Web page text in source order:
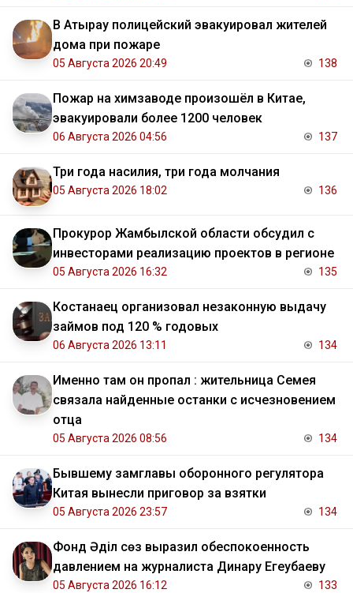
В Атырау полицейский эвакуировал жителей
дома при пожаре
05 Августа 2026 20:49 138
Пожар на химзаводе произошёл в Китае,
эвакуировали более 1200 человек
06 Августа 2026 04:56 137
Три года насилия, три года молчания
05 Августа 2026 18:02 136
Прокурор Жамбылской области обсудил с
инвесторами реализацию проектов в регионе
05 Августа 2026 16:32 135
Костанаец организовал незаконную выдачу
займов под 120 % годовых
06 Августа 2026 13:11 134
Именно там он пропал : жительница Семея
связала найденные останки с исчезновением
отца
05 Августа 2026 08:56 134
Бывшему замглавы оборонного регулятора
Китая вынесли приговор за взятки
05 Августа 2026 23:57 134
Фонд Әділ сөз выразил обеспокоенность
давлением на журналиста Динару Егеубаеву
05 Августа 2026 16:12 133